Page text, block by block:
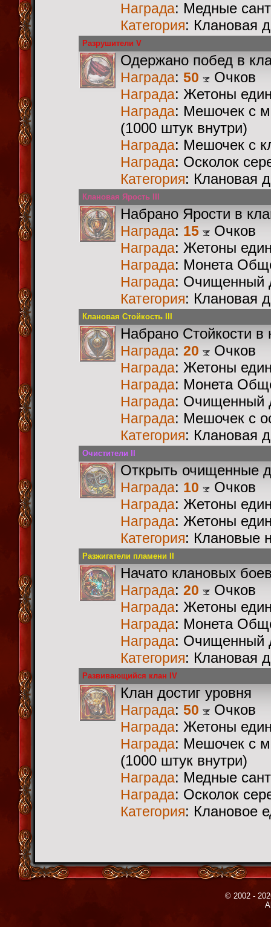
Награда: Медные
Категория: Клановая
Разрушители V
Одержано побед в
Награда: 50 Очков
Награда: Жетоны
Награда: Мешочек с
(1000 штук внутри)
Награда: Мешочек с
Награда: Осколок
Категория: Клановая
Клановая Ярость III
Набрано Ярости в
Награда: 15 Очков
Награда: Жетоны
Награда: Монета
Награда: Очищенный
Категория: Клановая
Клановая Стойкость III
Набрано Стойкости в
Награда: 20 Очков
Награда: Жетоны
Награда: Монета
Награда: Очищенный
Награда: Мешочек с
Категория: Клановая
Очистители II
Открыть очищенные
Награда: 10 Очков
Награда: Жетоны
Награда: Жетоны
Категория: Клановые
Разжигатели пламени II
Начато клановых
Награда: 20 Очков
Награда: Жетоны
Награда: Монета
Награда: Очищенный
Категория: Клановая
Развивающийся клан IV
Клан достиг уровня
Награда: 50 Очков
Награда: Жетоны
Награда: Мешочек с
(1000 штук внутри)
Награда: Медные
Награда: Осколок
Категория: Клановое
© 2002 -